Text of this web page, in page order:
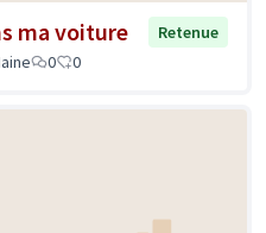
ma voiture
Retenue
0 0